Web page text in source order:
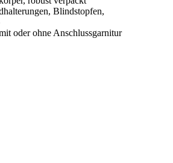
Blindstopfen,
oder ohne Anschlussgarnitur